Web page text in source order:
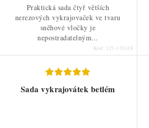
Praktická sada čtyř větších
nerezových vykrajovaček ve tvaru
sněhové vločky je
nepostradatelným...
Kód: 123-132618
Sada vykrajovátek betlém